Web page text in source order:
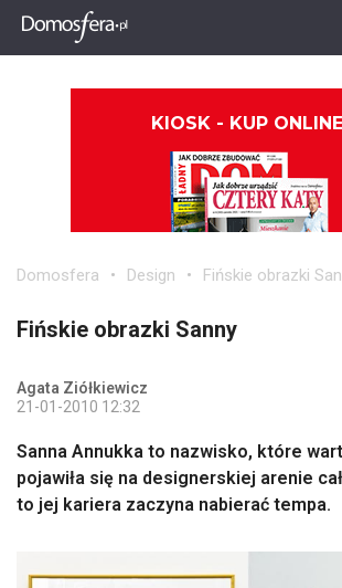
KIOSK - KUP ONLINE
Domosfera Design Fińskie obrazki
Fińskie obrazki Sanny
Agata Ziółkiewicz
21-01-2010 12:32
Sanna Annukka to nazwisko, które
pojawiła się na designerskiej arenie
to jej kariera zaczyna nabierać tempa.